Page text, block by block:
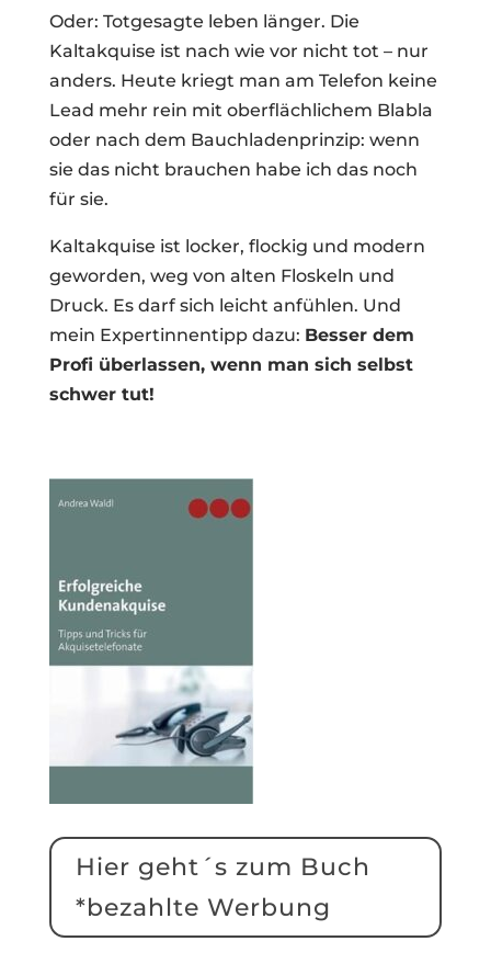
Oder: Totgesagte leben länger. Die
Kaltakquise ist nach wie vor nicht tot – nur
anders. Heute kriegt man am Telefon keine
Lead mehr rein mit oberflächlichem Blabla
oder nach dem Bauchladenprinzip: wenn
sie das nicht brauchen habe ich das noch
für sie.
Kaltakquise ist locker, flockig und modern
geworden, weg von alten Floskeln und
Druck. Es darf sich leicht anfühlen. Und
mein Expertinnentipp dazu: Besser dem
Profi überlassen, wenn man sich selbst
schwer tut!
Hier geht´s zum Buch
*bezahlte Werbung